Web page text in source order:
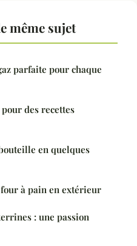
même sujet
parfaite pour chaque
des recettes
en quelques
à pain en extérieur
: une passion